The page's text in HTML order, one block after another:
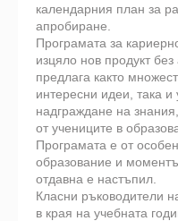
календарния план за
апробиране.
Програмата за
изцяло нов продукт
предлага както
интересни идеи, така
надграждане на
от учениците в
Програмата е от
образование и
отдавна е настъпил.
Класни ръководители
в края на учебната